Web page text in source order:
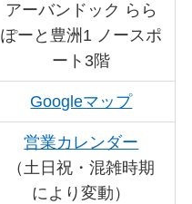
アーバンドック らら
ぽーと豊洲1 ノースポ
ート3階
Googleマップ
営業カレンダー
（土日祝・混雑時期
により変動）